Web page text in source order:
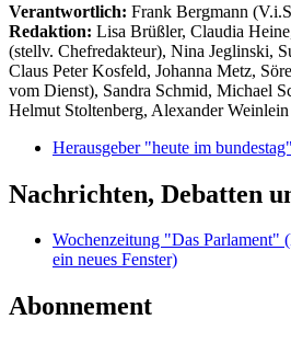
Verantwortlich: Frank Bergmann
Redaktion: Lisa Brüßler, Claudia
(stellv. Chefredakteur), Nina Jeglinski,
Claus Peter Kosfeld, Johanna Metz,
vom Dienst), Sandra Schmid, Michael
Helmut Stoltenberg, Alexander Weinlein
Herausgeber "heute im
Nachrichten, Debatten
Wochenzeitung "Das Parlament"
ein neues Fenster)
Abonnement